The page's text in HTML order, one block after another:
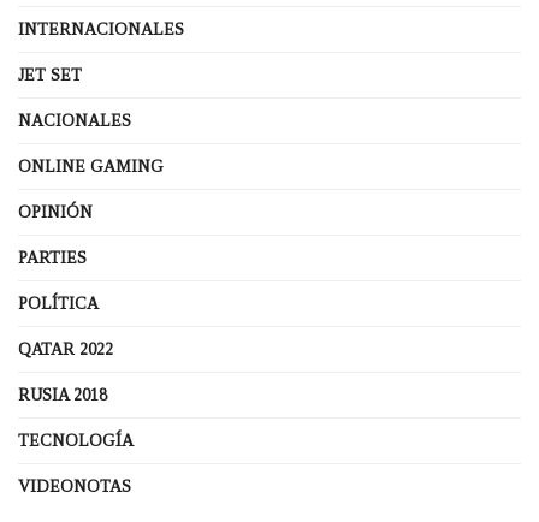
INTERNACIONALES
JET SET
NACIONALES
ONLINE GAMING
OPINIÓN
PARTIES
POLÍTICA
QATAR 2022
RUSIA 2018
TECNOLOGÍA
VIDEONOTAS